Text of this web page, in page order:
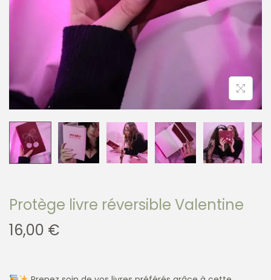
Protège livre réversible Valentine
16,00 €